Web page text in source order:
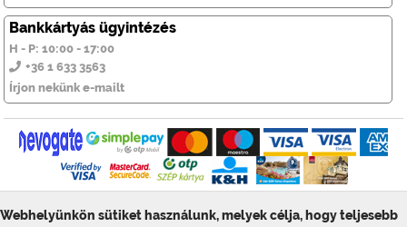
Webhelyünkön sütiket használunk, melyek célja, hogy teljesebb
Bankkártyás ügyintézés
H - P: 10:00 - 17:00
+36 1 633 3563
Írjon nekünk e-mailt
© ToolSiTE Kft. 2026. Minden jog fenntartva!